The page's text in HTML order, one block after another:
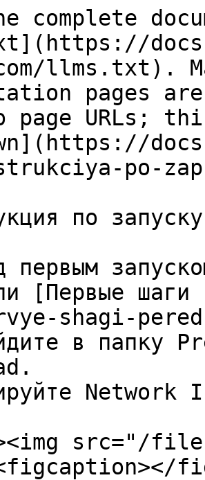
complete
llms.txt).
pages
page URLs;
po-
по запуску
первым
[Первые
shagi-pered-
в папку
Network
src="/files/